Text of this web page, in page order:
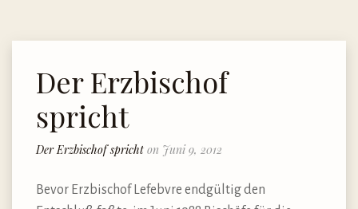
Der Erzbischof
spricht
Der Erzbischof spricht on Juni 9, 2012
Bevor Erzbischof Lefebvre endgültig den